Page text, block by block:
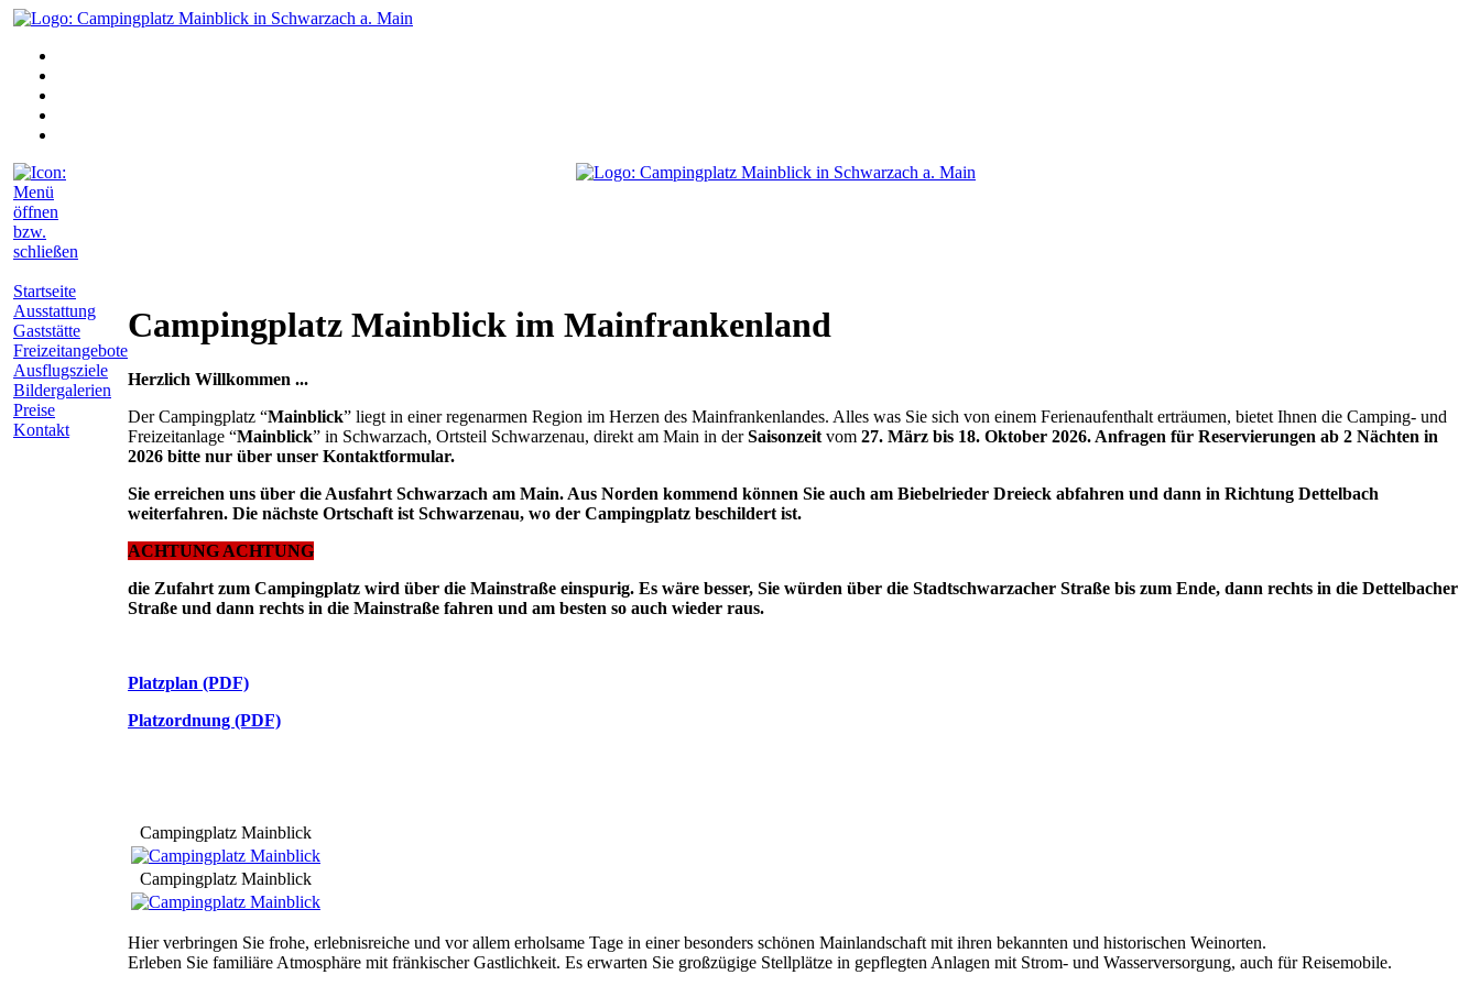
Startseite
Ausstattung
Gaststätte
Freizeitangebote
Ausflugsziele
Bildergalerien
Preise
Kontakt
Campingplatz Mainblick im Mainfrankenland
Herzlich Willkommen ...
Der Campingplatz “Mainblick” liegt in einer regenarmen Region im Herzen des Mainfrankenlandes. Alles was Sie sich von einem Ferienaufenthalt erträumen, bietet Ihnen die Camping- und
Freizeitanlage “Mainblick” in Schwarzach, Ortsteil Schwarzenau, direkt am Main in derSaisonzeit vom 27. März bis 18. Oktober 2026. Anfragen für Reservierungen ab 2 Nächten in
2026 bitte nur über unser Kontaktformular.
Sie erreichen uns über die Ausfahrt Schwarzach am Main. Aus Norden kommend können Sie auch am Biebelrieder Dreieck abfahren und dann in Richtung Dettelbach
weiterfahren. Die nächste Ortschaft ist Schwarzenau, wo der Campingplatz beschildert ist.
ACHTUNG ACHTUNG
die Zufahrt zum Campingplatz wird über die Mainstraße einspurig. Es wäre besser, Sie würden über die Stadtschwarzacher Straße bis zum Ende, dann rechts in die Dettelbacher
Straße und dann rechts in die Mainstraße fahren und am besten so auch wieder raus.
Platzplan (PDF)
Platzordnung (PDF)
Campingplatz Mainblick
Campingplatz Mainblick
Hier verbringen Sie frohe, erlebnisreiche und vor allem erholsame Tage in einer besonders schönen Mainlandschaft mit ihren bekannten und historischen Weinorten.
Erleben Sie familiäre Atmosphäre mit fränkischer Gastlichkeit. Es erwarten Sie großzügige Stellplätze in gepflegten Anlagen mit Strom- und Wasserversorgung, auch für Reisemobile.